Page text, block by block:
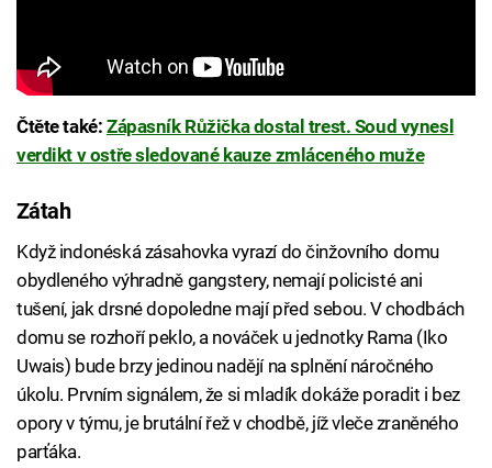
Čtěte také: Zápasník Růžička dostal trest. Soud vynesl
verdikt v ostře sledované kauze zmláceného muže
Zátah
Když indonéská zásahovka vyrazí do činžovního domu
obydleného výhradně gangstery, nemají policisté ani
tušení, jak drsné dopoledne mají před sebou. V chodbách
domu se rozhoří peklo, a nováček u jednotky Rama (Iko
Uwais) bude brzy jedinou nadějí na splnění náročného
úkolu. Prvním signálem, že si mladík dokáže poradit i bez
opory v týmu, je brutální řež v chodbě, jíž vleče zraněného
parťáka.